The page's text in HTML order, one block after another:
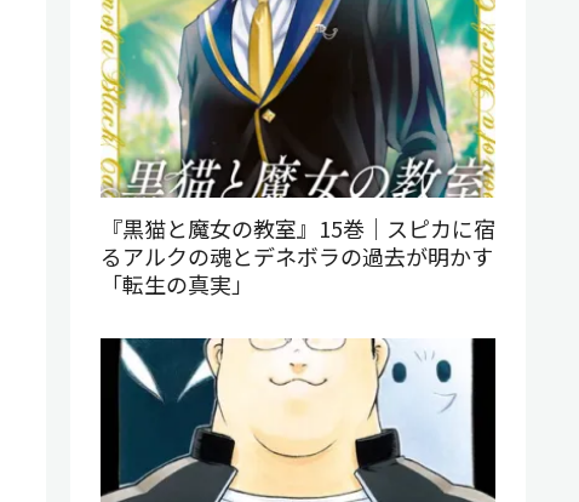
『黒猫と魔女の教室』15巻｜スピカに宿
るアルクの魂とデネボラの過去が明かす
「転生の真実」